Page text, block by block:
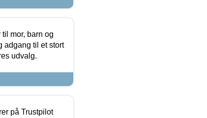
mor, barn og
adgang til et stort
udvalg.
på Trustpilot